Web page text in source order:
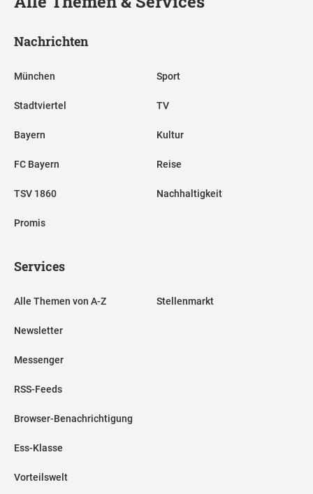
Nachrichten
München
Stadtviertel
Bayern
FC Bayern
TSV 1860
Promis
Sport
TV
Kultur
Reise
Nachhaltigkeit
Services
Alle Themen von A-Z
Newsletter
Messenger
RSS-Feeds
Browser-Benachrichtigung
Ess-Klasse
Vorteilswelt
Stellenmarkt